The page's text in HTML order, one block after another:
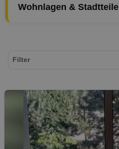
Wohnlagen & Stadtteile
Filter